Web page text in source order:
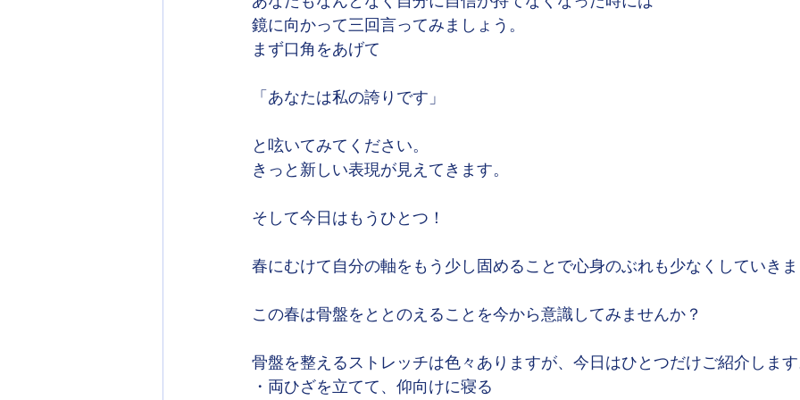
鏡に向かって三回言ってみましょう。
まず口角をあげて
「あなたは私の誇りです」
と呟いてみてください。
きっと新しい表現が見えてきます。
そして今日はもうひとつ！
春にむけて自分の軸をもう少し固めることで心身のぶれも少なくしていきま
この春は骨盤をととのえることを今から意識してみませんか？
骨盤を整えるストレッチは色々ありますが、今日はひとつだけご紹介します
・両ひざを立てて、仰向けに寝る